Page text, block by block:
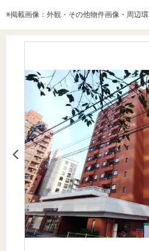
投
用
物
件
を
探
す
購入向け
サービス
住宅ロー
ンシミュ
レーショ
売却
時手
金額
試算
売却向け
サービス
周辺相場
検索
住まいと
暮らしの
税金の本
売却ガイ
ド
沿革
本社地
（電子ブ
ック版）
※掲載画像：外観・その他物件画像・周辺